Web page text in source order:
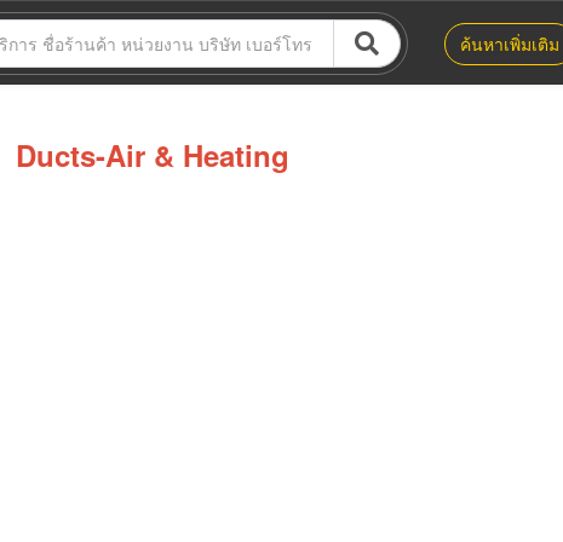
ค้นหาเพิ่มเติม
Ducts-Air & Heating